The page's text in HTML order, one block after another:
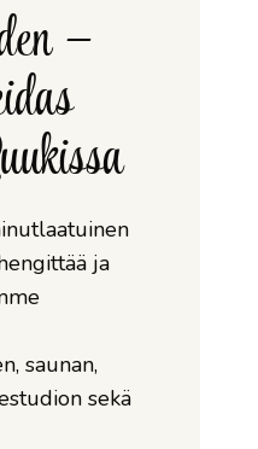
–
ja
saunan,
sekä